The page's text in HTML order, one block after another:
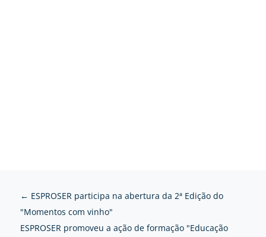
← ESPROSER participa na abertura da 2ª Edição do
"Momentos com vinho"
ESPROSER promoveu a ação de formação "Educação